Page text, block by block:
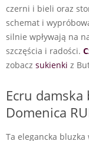
czerni i bieli oraz
schemat i
silnie wpływają na
szczęścia i radości.
zobacz sukienki z
Ecru
Domenica
Ta elegancka